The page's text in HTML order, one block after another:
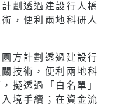
上的「試驗田」。